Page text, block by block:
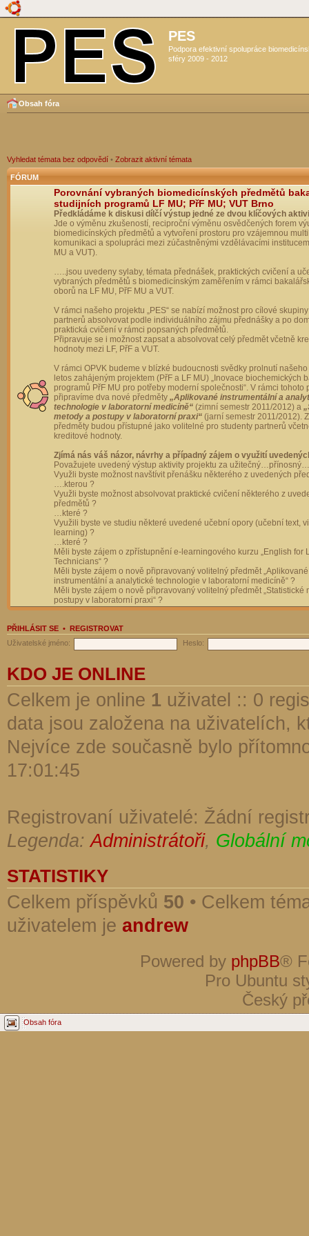
PES
Podpora efektivní spolupráce
sféry 2009 - 2012
Obsah fóra
Vyhledat témata bez odpovědí • Zobrazit aktivní témata
FÓRUM
Porovnání vybraných biomedicínských předmětů
studijních programů LF MU; PřF MU; VUT Brno
Předkládáme k diskusi dílčí výstup jedné ze dvou klíčových
Jde o výměnu zkušeností, reciproční výměnu osvědčených forem
biomedicínských předmětů a vytvoření prostoru pro vzájemnou
komunikaci a spolupráci mezi zúčastněnými vzdělávacími
MU a VUT).
…..jsou uvedeny sylaby, témata přednášek, praktických cvičení a
vybraných předmětů s biomedicínským zaměřením v rámci
oborů na LF MU, PřF MU a VUT.
V rámci našeho projektu „PES“ se nabízí možnost pro cílové
partnerů absolvovat podle individuálního zájmu přednášky a po
praktická cvičení v rámci popsaných předmětů.
Připravuje se i možnost zapsat a absolvovat celý předmět včetně
hodnoty mezi LF, PřF a VUT.
V rámci OPVK budeme v blízké budoucnosti svědky prolnutí
letos zahájeným projektem (PřF a LF MU) „Inovace biochemických
programů PřF MU pro potřeby moderní společnosti“. V rámci tohoto
připravíme dva nové předměty „Aplikované instrumentální a
technologie v laboratorní medicíně“ (zimní semestr 2011/2012) a
metody a postupy v laboratorní praxi“ (jarní semestr 2011/2012).
předměty budou přístupné jako volitelné pro studenty partnerů
kreditové hodnoty.
Zjímá nás váš názor, návrhy a případný zájem o využití
Považujete uvedený výstup aktivity projektu za
Využli byste možnost navštívit přenášku některého z uvedených
….kterou ?
Využli byste možnost absolvovat praktické cvičení některého z
předmětů ?
…které ?
Využili byste ve studiu některé uvedené učební opory (učební text,
learning) ?
…které ?
Měli byste zájem o zpřístupnění e-learningového kurzu „English for
Technicians“ ?
Měli byste zájem o nově připravovaný volitelný předmět „Aplikované
instrumentální a analytické technologie v laboratorní medicíně“ ?
Měli byste zájem o nově připravovaný volitelný předmět „Statistické
postupy v laboratorní praxi“ ?
PŘIHLÁSIT SE • REGISTROVAT
Uživatelské jméno:
Heslo:
KDO JE ONLINE
Celkem je online 1 uživatel :: 0
data jsou založena na uživatelích,
Nejvíce zde současně bylo
17:01:45
Registrovaní uživatelé: Žádní
Legenda:Administrátoři, Globální
STATISTIKY
Celkem příspěvků 50 • Celkem
uživatelem je andrew
Powered by phpBB®
Pro Ubuntu
Český
Obsah fóra